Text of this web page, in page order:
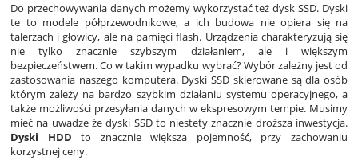
Do przechowywania danych możemy wykorzystać też dysk SSD. Dyski
te to modele półprzewodnikowe, a ich budowa nie opiera się na
talerzach i głowicy, ale na pamięci flash. Urządzenia charakteryzują się
nie tylko znacznie szybszym działaniem, ale i większym
bezpieczeństwem. Co w takim wypadku wybrać? Wybór zależny jest od
zastosowania naszego komputera. Dyski SSD skierowane są dla osób
którym zależy na bardzo szybkim działaniu systemu operacyjnego, a
także możliwości przesyłania danych w ekspresowym tempie. Musimy
mieć na uwadze że dyski SSD to niestety znacznie droższa inwestycja.
Dyski HDD to znacznie większa pojemność, przy zachowaniu
korzystnej ceny.